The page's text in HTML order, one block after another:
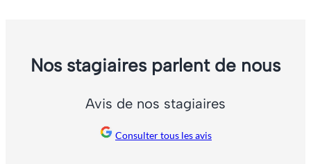
Nos stagiaires parlent de nous
Avis de nos stagiaires
Consulter tous les avis